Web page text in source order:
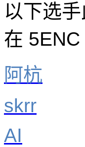
以下选
在
阿杭
skrr
AI